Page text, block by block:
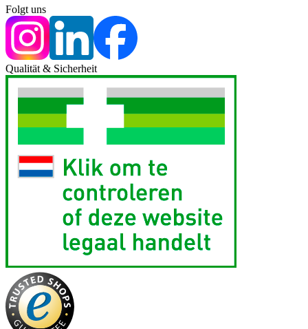
Folgt uns
Qualität & Sicherheit